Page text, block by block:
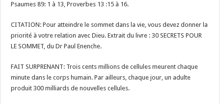
Psaumes 89: 1 à 13, Proverbes 13 :15 à 16.
CITATION: Pour atteindre le sommet dans la vie, vous devez donner la
priorité à votre relation avec Dieu. Extrait du livre : 30 SECRETS POUR
LE SOMMET, du Dr Paul Enenche.
FAIT SURPRENANT: Trois cents millions de cellules meurent chaque
minute dans le corps humain. Par ailleurs, chaque jour, un adulte
produit 300 milliards de nouvelles cellules.